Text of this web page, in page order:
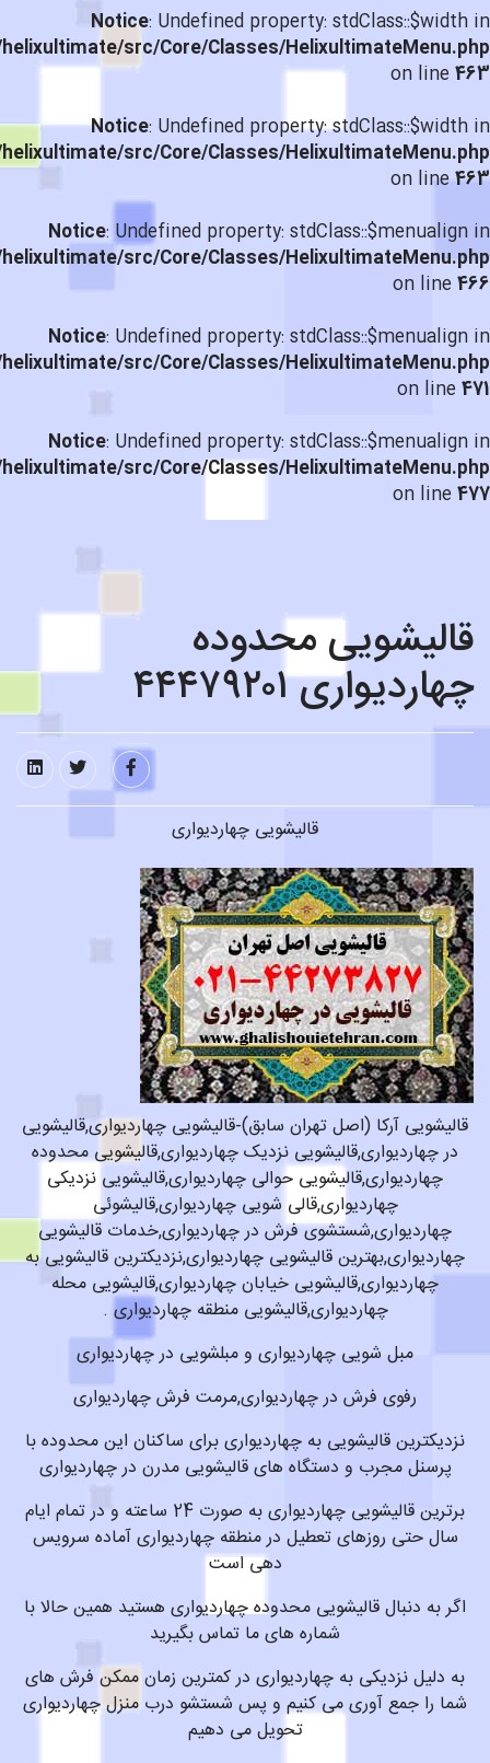
Notice: Undefined property: stdClass::$width in
src/Core/Classes/HelixultimateMenu.php
on line463
Notice: Undefined property: stdClass::$width in
src/Core/Classes/HelixultimateMenu.php
on line463
Notice: Undefined property: stdClass::$menualign in
src/Core/Classes/HelixultimateMenu.php
on line466
Notice: Undefined property: stdClass::$menualign in
src/Core/Classes/HelixultimateMenu.php
on line471
Notice: Undefined property: stdClass::$menualign in
src/Core/Classes/HelixultimateMenu.php
on line477
قالیشویی محدوده
چهاردیواری ۴۴۴۷۹۲۰۱
قالیشویی چهاردیواری
قالیشویی آرکا (اصل تهران سابق)-قالیشویی چهاردیواری,قالیشویی
در چهاردیواری,قالیشویی نزدیک چهاردیواری,قالیشویی محدوده
چهاردیواری,قالیشویی حوالی چهاردیواری,قالیشویی نزدیکی
چهاردیواری,قالی شویی چهاردیواری,قالیشوئی
چهاردیواری,شستشوی فرش در چهاردیواری,خدمات قالیشویی
چهاردیواری,بهترین قالیشویی چهاردیواری,نزدیکترین قالیشویی به
چهاردیواری,قالیشویی خیابان چهاردیواری,قالیشویی محله
چهاردیواری,قالیشویی منطقه چهاردیواری .
مبل شویی چهاردیواری و مبلشویی در چهاردیواری
رفوی فرش در چهاردیواری,مرمت فرش چهاردیواری
نزدیکترین قالیشویی به چهاردیواری برای ساکنان این محدوده با
پرسنل مجرب و دستگاه های قالیشویی مدرن در چهاردیواری
برترین قالیشویی چهاردیواری به صورت 24 ساعته و در تمام ایام
سال حتی روزهای تعطیل در منطقه چهاردیواری آماده سرویس
دهی است
اگر به دنبال قالیشویی محدوده چهاردیواری هستید همین حالا با
شماره های ما تماس بگیرید
به دلیل نزدیکی به چهاردیواری در کمترین زمان ممکن فرش های
شما را جمع آوری می کنیم و پس شستشو درب منزل چهاردیواری
تحویل می دهیم